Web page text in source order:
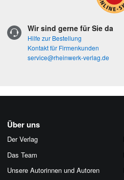
Wir sind gerne für Sie da
Hilfe zur Bestellung
Kontakt für Firmenkunden
service@rheinwerk-verlag.de
Über uns
Der Verlag
Das Team
Unsere Autorinnen und Autoren